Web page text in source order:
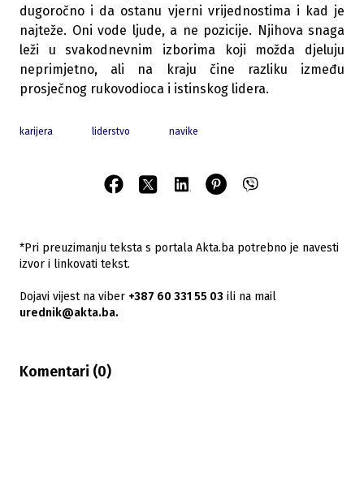
dugoročno i da ostanu vjerni vrijednostima i kad je
najteže. Oni vode ljude, a ne pozicije. Njihova snaga
leži u svakodnevnim izborima koji možda djeluju
neprimjetno, ali na kraju čine razliku između
prosječnog rukovodioca i istinskog lidera.
karijera liderstvo navike
*Pri preuzimanju teksta s portala Akta.ba potrebno je navesti
izvor i linkovati tekst.
Dojavi vijest na viber +387 60 331 55 03 ili na mail
urednik@akta.ba.
Komentari (0)